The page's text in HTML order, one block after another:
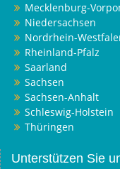
Mecklenburg-
Niedersachsen
Nordrhein-
Rheinland-Pfalz
Saarland
Sachsen
Sachsen-Anhalt
Schleswig-Holstein
Thüringen
Unterstützen Sie